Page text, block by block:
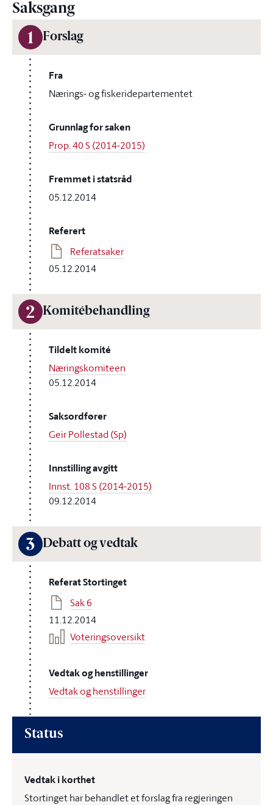
Saksgang
1 Forslag
Fra
Nærings- og fiskeridepartementet
Grunnlag for saken
Prop. 40 S (2014-2015)
Fremmet i statsråd
05.12.2014
Referert
Referatsaker
05.12.2014
2 Komitébehandling
Tildelt komité
Næringskomiteen
05.12.2014
Saksordfører
Geir Pollestad (Sp)
Innstilling avgitt
Innst. 108 S (2014-2015)
09.12.2014
3 Debatt og vedtak
Referat Stortinget
Sak 6
11.12.2014
Voteringsoversikt
Vedtak og henstillinger
Vedtak og henstillinger
Status
Vedtak i korthet
Stortinget har behandlet et forslag fra regjeringen